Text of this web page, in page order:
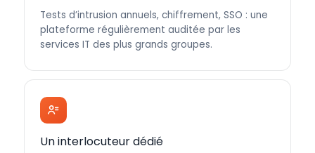
Tests d’intrusion annuels, chiffrement, SSO : une
plateforme régulièrement auditée par les
services IT des plus grands groupes.
Un interlocuteur dédié